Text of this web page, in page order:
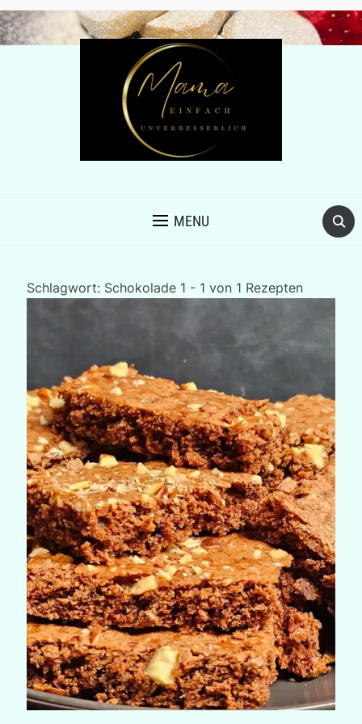
MENU
Schlagwort: Schokolade 1 - 1 von 1 Rezepten